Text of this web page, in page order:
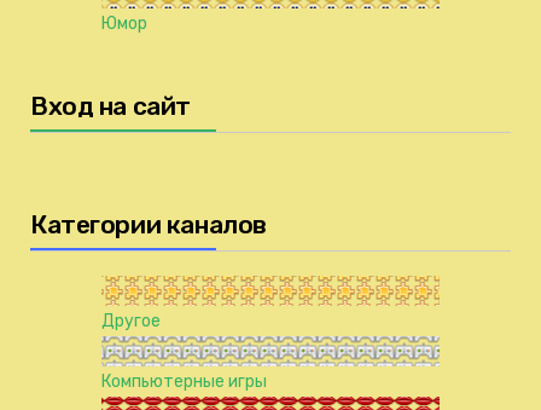
Юмор
Вход на сайт
Категории каналов
Другое
Компьютерные игры